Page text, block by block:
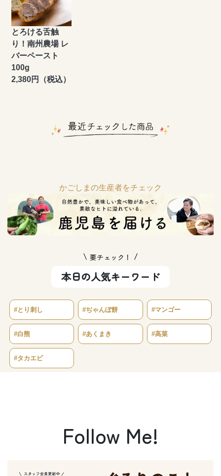
とろける舌触
り！南州農場 レ
バーペースト
100g
2,380円（税込）
かごしまの生産者をチェック
要チェック！
本日の人気キーワード
#とり刺し #ぢゃんぼ餅 #マンゴー
#白熊 #あくまき #高菜
#タカエビ
Follow Me!